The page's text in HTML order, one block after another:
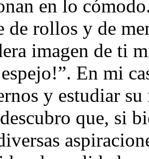
en lo
de rollos y de
imagen de ti
En mi
y estudiar
que, si